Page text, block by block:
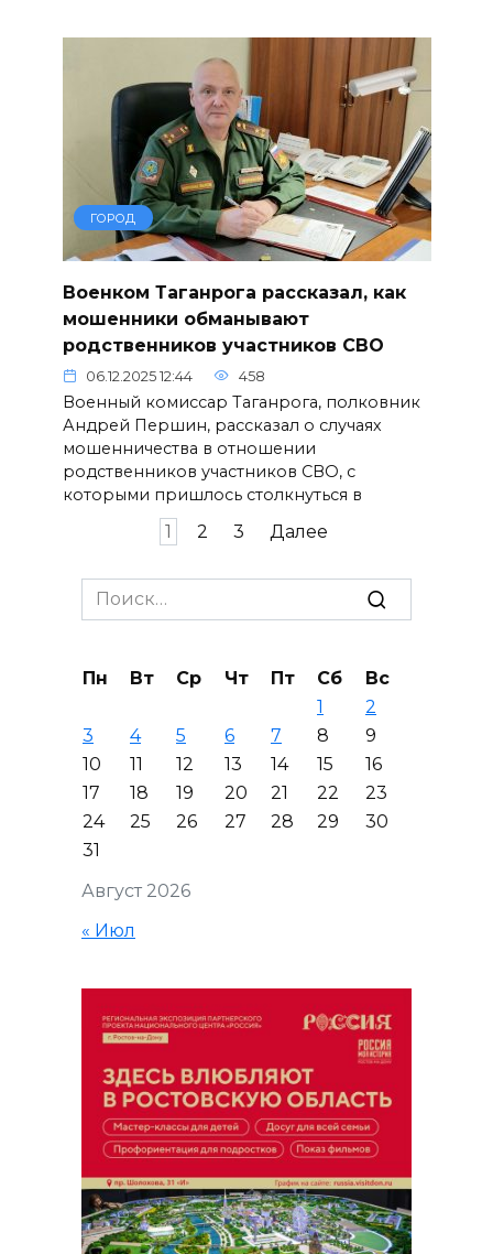
ГОРОД
Военком Таганрога рассказал, как
мошенники обманывают
родственников участников СВО
06.12.2025 12:44 458
Военный комиссар Таганрога, полковник
Андрей Першин, рассказал о случаях
мошенничества в отношении
родственников участников СВО, с
которыми пришлось столкнуться в
1 2 3 Далее
Search
for:
Август 2026
Пн Вт Ср Чт Пт Сб
Вс
1
2
3
4 5 6 7 8
9
10
11 12 13 14 15
16
17
18 19 20 21 22
23
24
25 26 27 28 29
30
31
« Июл